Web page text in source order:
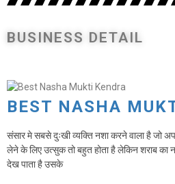
BUSINESS DETAIL
BEST NASHA
संसार मे सबसे दुःखी व्यक्ति नशा करने वाला है जो
लेने के लिए उत्सुक तो बहुत होता है लेकिन शराब का
देख पाता है उसके